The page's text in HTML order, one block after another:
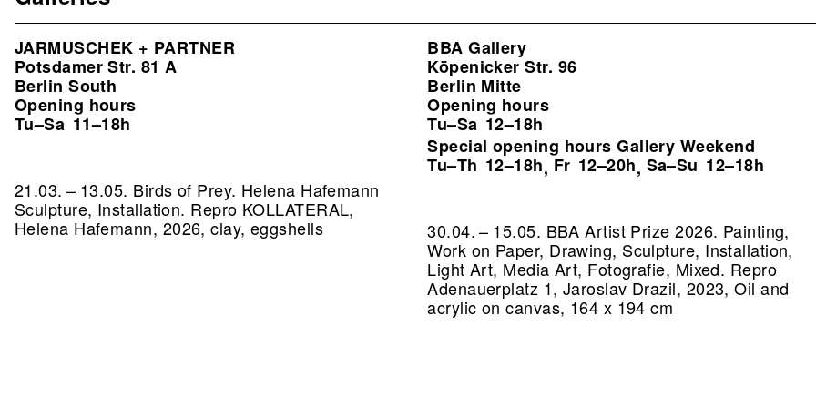
JARMUSCHEK + PARTNER
Potsdamer Str. 81 A
Berlin South
Opening hours
Tu–Sa 11–18h
21.03. – 13.05. Birds of Prey. Helena Hafemann
Sculpture, Installation. Repro KOLLATERAL,
Helena Hafemann, 2026, clay, eggshells
BBA Gallery
Köpenicker Str. 96
Berlin Mitte
Opening hours
Tu–Sa 12–18h
Special opening hours Gallery Weekend
Tu–Th 12–18h, Fr 12–20h, Sa–Su 12–18h
30.04. – 15.05. BBA Artist Prize 2026. Painting,
Work on Paper, Drawing, Sculpture, Installation,
Light Art, Media Art, Fotografie, Mixed. Repro
Adenauerplatz 1, Jaroslav Drazil, 2023, Oil and
acrylic on canvas, 164 x 194 cm